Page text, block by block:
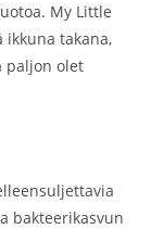
My Little
ikkuna takana,
paljon olet
bakteerikasvun